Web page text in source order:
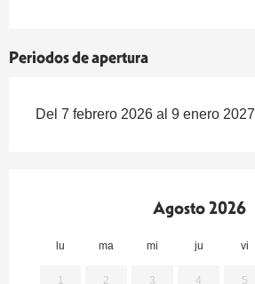
Periodos de apertura
Del 7 febrero 2026 al 9 enero 2027
Agosto 2026
lu ma mi ju vi
1 2 3 4 5